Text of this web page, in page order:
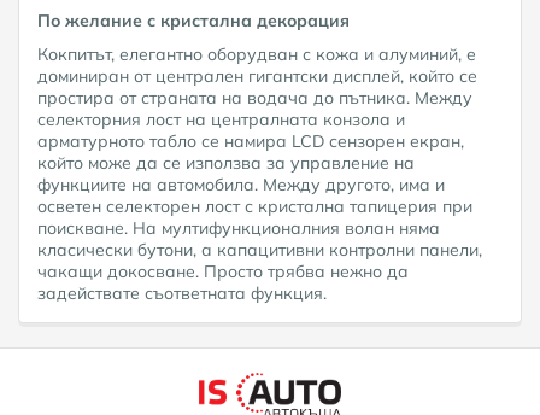
По желание с кристална декорация
Кокпитът, елегантно оборудван с кожа и алуминий, е
доминиран от централен гигантски дисплей, който се
простира от страната на водача до пътника. Между
селекторния лост на централната конзола и
арматурното табло се намира LCD сензорен екран,
който може да се използва за управление на
функциите на автомобила. Между другото, има и
осветен селекторен лост с кристална тапицерия при
поискване. На мултифункционалния волан няма
класически бутони, а капацитивни контролни панели,
чакащи докосване. Просто трябва нежно да
задействате съответната функция.